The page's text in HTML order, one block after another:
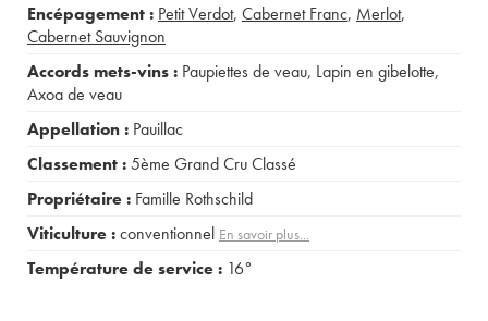
Encépagement : Petit Verdot, Cabernet Franc, Merlot,
Cabernet Sauvignon
Accords mets-vins : Paupiettes de veau, Lapin en gibelotte,
Axoa de veau
Appellation : Pauillac
Classement :5ème Grand Cru Classé
Propriétaire : Famille Rothschild
Viticulture :conventionnel En savoir plus...
Température de service : 16°